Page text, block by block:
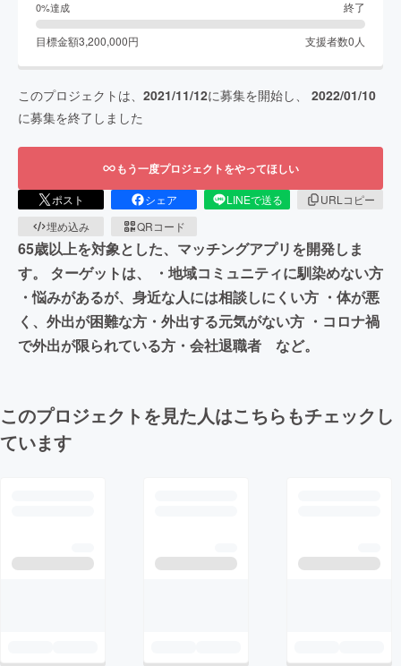
0%達成 終了
目標金額3,200,000円 支援者数0人
このプロジェクトは、 2021/11/12に募集を開始し、 2022/01/10
に募集を終了しました
もう一度プロジェクトをやってほしい
ポスト シェア LINEで送る
URLコピー
埋め込み
QRコード
65歳以上を対象とした、マッチングアプリを開発しま
す。 ターゲットは、 ・地域コミュニティに馴染めない方
・悩みがあるが、身近な人には相談しにくい方 ・体が悪
く、外出が困難な方・外出する元気がない方 ・コロナ禍
で外出が限られている方・会社退職者 など。
このプロジェクトを見た人はこちらもチェックし
ています